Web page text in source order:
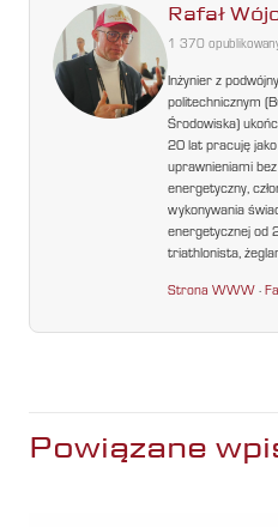
Rafał
1 370
Inżynier z
politechnicznym
Środowiska)
20 lat pracuję
uprawnieniami
energetyczny,
wykonywania
energetycznej od
triathlonista,
Strona WWW ·
Powiązane